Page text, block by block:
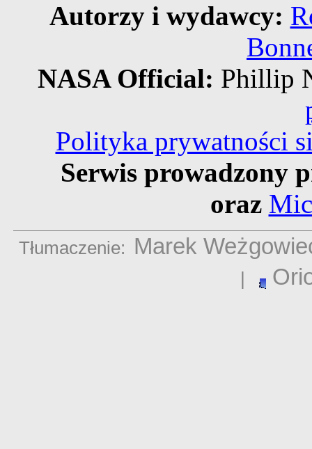
Autorzy i wydawcy:
NASA Official: Phillip
Polityka prywatności
Serwis prowadzony
oraz
Tłumaczenie: Marek
|